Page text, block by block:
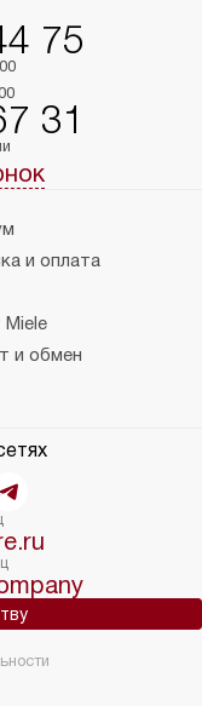
75
31
и оплата
Miele
и обмен